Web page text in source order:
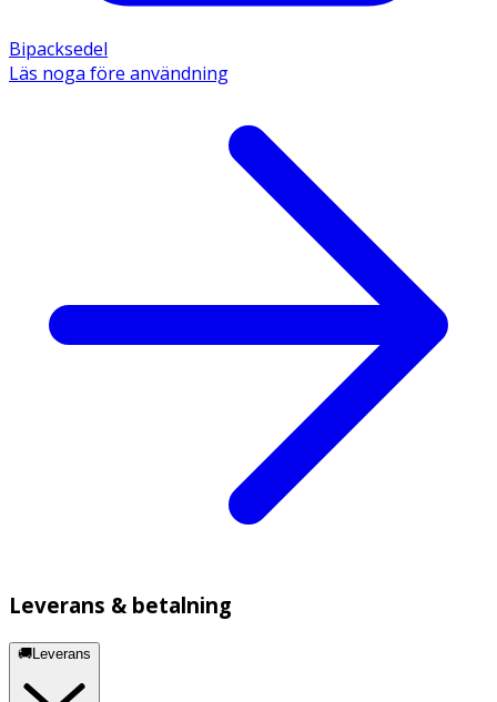
Bipacksedel
Läs noga före användning
Leverans & betalning
🚚Leverans